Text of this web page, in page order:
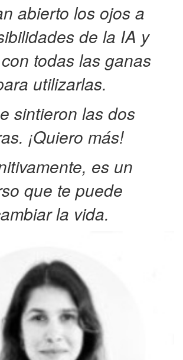
abierto los ojos a
de la IA y
todas las ganas
utilizarlas.
sintieron las dos
¡Quiero más!
es un
que te puede
la vida.